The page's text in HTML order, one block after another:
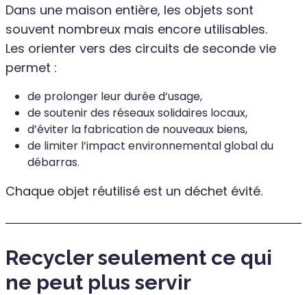
Dans une maison entière, les objets sont
souvent nombreux mais encore utilisables.
Les orienter vers des circuits de seconde vie
permet :
de prolonger leur durée d’usage,
de soutenir des réseaux solidaires locaux,
d’éviter la fabrication de nouveaux biens,
de limiter l’impact environnemental global du
débarras.
Chaque objet réutilisé est un déchet évité.
Recycler seulement ce qui
ne peut plus servir